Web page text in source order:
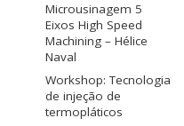
Microusinagem 5
Eixos High Speed
Machining – Hélice
Naval
Workshop: Tecnologia
de injeção de
termopláticos